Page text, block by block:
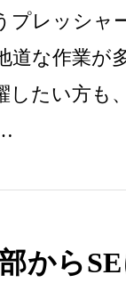
プレッシャ
道な作業が
したい方も
から